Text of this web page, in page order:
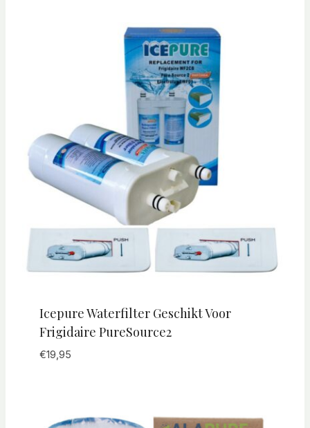
Icepure Waterfilter Geschikt Voor
Frigidaire PureSource2
€19,95